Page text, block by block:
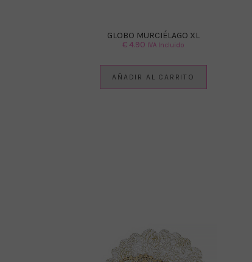
GLOBO MURCIÉLAGO XL
€4.90 IVA Incluido
AÑADIR AL CARRITO